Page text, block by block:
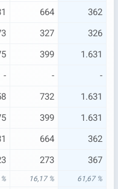
664
362
327
326
399
1.631
- -
-
732
1.631
399
1.631
664
362
273 367
16,17 % 61,67 %